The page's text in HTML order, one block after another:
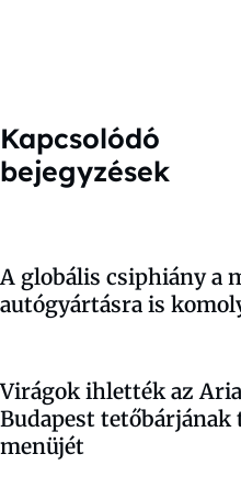
Kapcsolódó
bejegyzések
A globális csiphiány a
autógyártásra is
Virágok ihlették az
Budapest tetőbárjának
menüjét